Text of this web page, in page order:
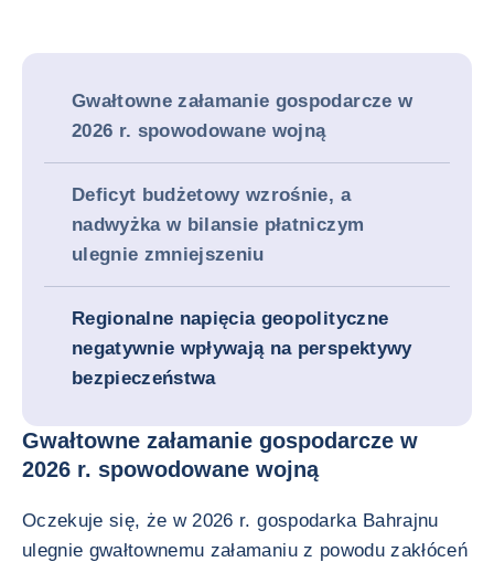
Gwałtowne załamanie gospodarcze w
2026 r. spowodowane wojną
Deficyt budżetowy wzrośnie, a
nadwyżka w bilansie płatniczym
ulegnie zmniejszeniu
Regionalne napięcia geopolityczne
negatywnie wpływają na perspektywy
bezpieczeństwa
Gwałtowne załamanie gospodarcze w
2026 r. spowodowane wojną
Oczekuje się, że w 2026 r. gospodarka Bahrajnu
ulegnie gwałtownemu załamaniu z powodu zakłóceń